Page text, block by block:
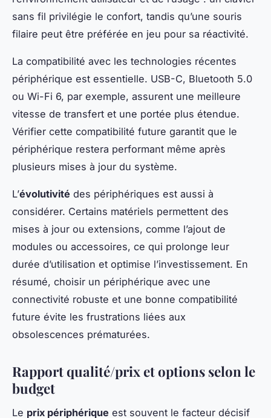
sans fil privilégie le confort, tandis qu’une souris
filaire peut être préférée en jeu pour sa réactivité.
La compatibilité avec les technologies récentes
périphérique est essentielle. USB-C, Bluetooth 5.0
ou Wi-Fi 6, par exemple, assurent une meilleure
vitesse de transfert et une portée plus étendue.
Vérifier cette compatibilité future garantit que le
périphérique restera performant même après
plusieurs mises à jour du système.
L’évolutivité des périphériques est aussi à
considérer. Certains matériels permettent des
mises à jour ou extensions, comme l’ajout de
modules ou accessoires, ce qui prolonge leur
durée d’utilisation et optimise l’investissement. En
résumé, choisir un périphérique avec une
connectivité robuste et une bonne compatibilité
future évite les frustrations liées aux
obsolescences prématurées.
Rapport qualité/prix et options selon le
budget
Le prix périphérique est souvent le facteur décisif